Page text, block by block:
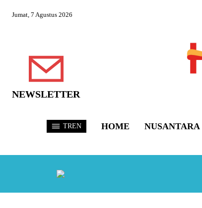
Jumat, 7 Agustus 2026
NEWSLETTER
TREN HOME NUSANTARA